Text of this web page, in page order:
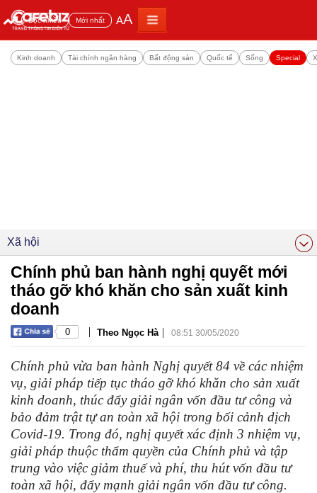
Đọc nhiều Mới nhất AA
Kinh doanh Tài chính ngân hàng Bất động sản Quốc tế Sống Special
Xã hội
Chính phủ ban hành nghị quyết mới
tháo gỡ khó khăn cho sản xuất kinh
doanh
0 | Theo Ngọc Hà | 08:51 30/05/2020
Chính phủ vừa ban hành Nghị quyết 84 về các nhiệm
vụ, giải pháp tiếp tục tháo gỡ khó khăn cho sản xuất
kinh doanh, thúc đẩy giải ngân vốn đầu tư công và
bảo đảm trật tự an toàn xã hội trong bối cảnh dịch
Covid-19. Trong đó, nghị quyết xác định 3 nhiệm vụ,
giải pháp thuộc thẩm quyền của Chính phủ và tập
trung vào việc giảm thuế và phí, thu hút vốn đầu tư
toàn xã hội, đẩy mạnh giải ngân vốn đầu tư công.